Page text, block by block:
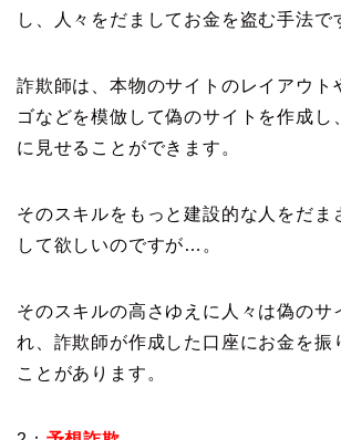
し、人々をだましてお金を盗む手法で
詐欺師は、本物のサイトのレイアウト
ゴなどを模倣して偽のサイトを作成し
に見せることができます。
そのスキルをもっと建設的な人をだま
して欲しいのですが…。
そのスキルの高さゆえに人々は偽のサ
れ、詐欺師が作成した口座にお金を振
ことがあります。